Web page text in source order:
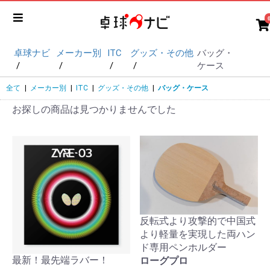
0
卓球ナビ メーカー別 ITC グッズ・その他 バッグ・
ケース
全て メーカー別 ITC グッズ・その他 バッグ・ケース
お探しの商品は見つかりませんでした
最新！最先端ラバー！
反転式より攻撃的で中国式
より軽量を実現した両ハン
ド専用ペンホルダー
ローグプロ